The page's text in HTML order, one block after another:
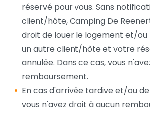
réservé pour vous. Sans
client/hôte, Camping De
droit de louer le logement et/
un autre client/hôte et votre
annulée. Dans ce cas, vous
remboursement.
En cas d'arrivée tardive et/ou
vous n'avez droit à aucun